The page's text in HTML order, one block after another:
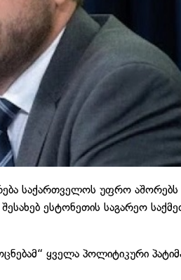
საქართველოს უფრო აშორებს
ესტონეთის საგარეო
ყველა პოლიტიკური